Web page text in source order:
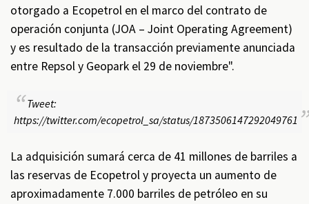
otorgado a Ecopetrol en el marco del contrato de
operación conjunta (JOA – Joint Operating Agreement)
y es resultado de la transacción previamente anunciada
entre Repsol y Geopark el 29 de noviembre".
Tweet:
https://twitter.com/ecopetrol_sa/status/1873506147292049761
La adquisición sumará cerca de 41 millones de barriles a
las reservas de Ecopetrol y proyecta un aumento de
aproximadamente 7.000 barriles de petróleo en su